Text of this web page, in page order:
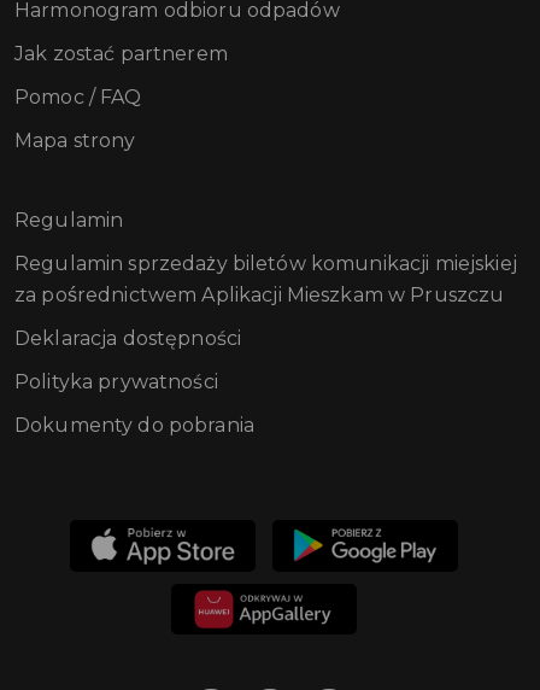
Harmonogram odbioru odpadów
Jak zostać partnerem
Pomoc / FAQ
Mapa strony
Regulamin
Regulamin sprzedaży biletów komunikacji miejskiej
za pośrednictwem Aplikacji Mieszkam w Pruszczu
Deklaracja dostępności
Polityka prywatności
Dokumenty do pobrania